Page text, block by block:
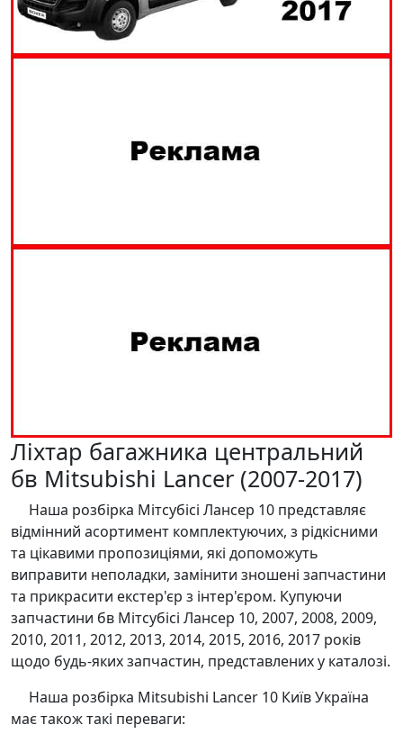
Ліхтар багажника центральний
бв Mitsubishi Lancer (2007-2017)
Наша розбірка Мітсубісі Лансер 10 представляє
відмінний асортимент комплектуючих, з рідкісними
та цікавими пропозиціями, які допоможуть
виправити неполадки, замінити зношені запчастини
та прикрасити екстер'єр з інтер'єром. Купуючи
запчастини бв Мітсубісі Лансер 10, 2007, 2008, 2009,
2010, 2011, 2012, 2013, 2014, 2015, 2016, 2017 років
щодо будь-яких запчастин, представлених у каталозі.
Наша розбірка Mitsubishi Lancer 10 Київ Україна
має також такі переваги: